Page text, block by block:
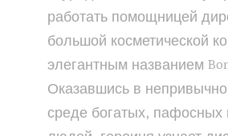
работать помощницей
большой косметической
элегантным названием
Оказавшись в
среде богатых,